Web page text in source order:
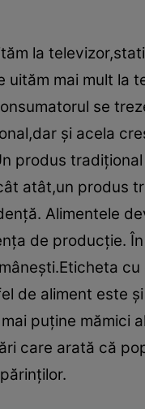
la
uităm mai mult la
se
şi acela
produs
atât,un produs
Alimentele
de producţie.
de aliment este
puţine mămici
care arată că